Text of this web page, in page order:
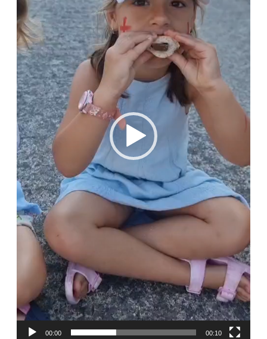
00:00 00:10